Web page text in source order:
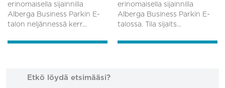
erinomaisella sijainnilla
Alberga Business Parkin E-
talon neljännessä kerr...
erinomaisella sijainnilla
Alberga Business Parkin E-
talossa. Tila sijaits...
Etkö löydä etsimääsi?